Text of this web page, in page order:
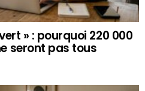
» : pourquoi 220 000
seront pas tous